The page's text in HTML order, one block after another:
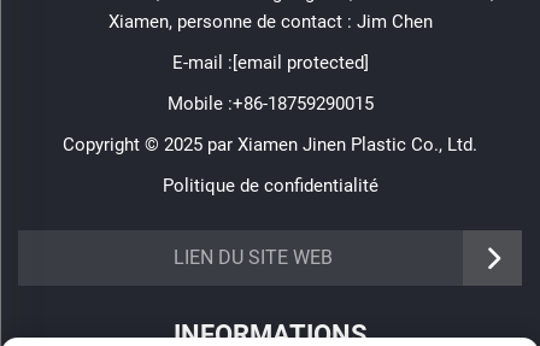
Xiamen, personne de contact : Jim Chen
E-mail :[email protected]
Mobile :+86-18759290015
Copyright © 2025 par Xiamen Jinen Plastic Co., Ltd.
Politique de confidentialité
LIEN DU SITE WEB
https://www.jinenplastic.com/service
INFORMATIONS